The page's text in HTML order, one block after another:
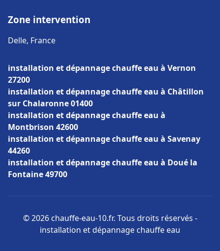
Zone intervention
Delle, France
installation et dépannage chauffe eau à Vernon
27200
installation et dépannage chauffe eau à Châtillon
sur Chalaronne 01400
installation et dépannage chauffe eau à
Montbrison 42600
installation et dépannage chauffe eau à Savenay
44260
installation et dépannage chauffe eau à Doué la
Fontaine 49700
© 2026 chauffe-eau-10.fr. Tous droits réservés -
installation et dépannage chauffe eau